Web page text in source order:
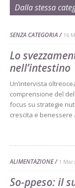
Dalla stessa
SENZA CATEGORIA 16
Lo
nell’intestino
Un’intervista
comprensione del
focus su strategie
crescita e benessere
ALIMENTAZIONE 1
So-ppeso: il